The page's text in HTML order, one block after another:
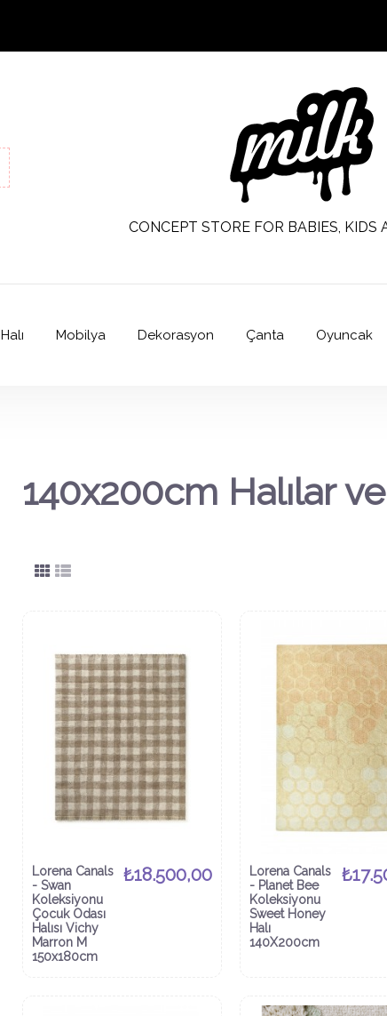
CONCEPT STORE FOR BABIES, KIDS
Halı Mobilya Dekorasyon Çanta Oyuncak
140x200cm Halılar
Lorena Canals
- Swan
Koleksiyonu
Çocuk Odası
Halısı Vichy
Marron M
150x180cm
₺18.500,00
Lorena Canals
- Planet Bee
Koleksiyonu
Sweet Honey
Halı
140X200cm